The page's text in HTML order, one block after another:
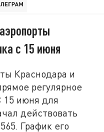
с 15 июня
Краснодара и
регулярное
15 июня для
действовать
График его